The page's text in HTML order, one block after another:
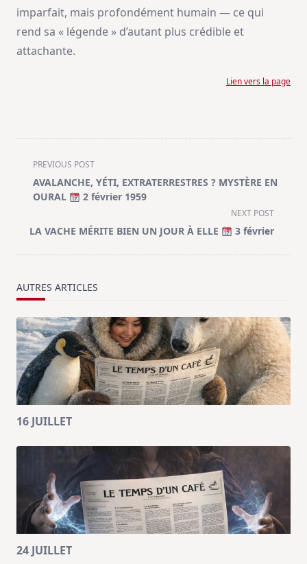
imparfait, mais profondément humain — ce qui
rend sa « légende » d’autant plus crédible et
attachante.
Lien vers la page
<span
class="nav-
subtitle
reader-
PREVIOUS POST
AVALANCHE, YÉTI, EXTRATERRESTRES ? MYSTÈRE EN
OURAL
2 février 1959
NEXT POST
LA VACHE MÉRITE BIEN UN JOUR À ELLE 3 février
AUTRES ARTICLES
16 JUILLET
24 JUILLET